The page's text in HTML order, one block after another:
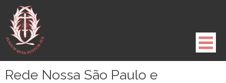
para
conteúdo
Rede Nossa São Paulo e